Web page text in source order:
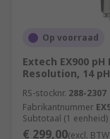
Op voorraad
Extech EX900
Resolution, 14
RS-stocknr. 288-2307
Fabrikantnummer
Subtotaal (1 eenheid)
€ 299,00(excl.